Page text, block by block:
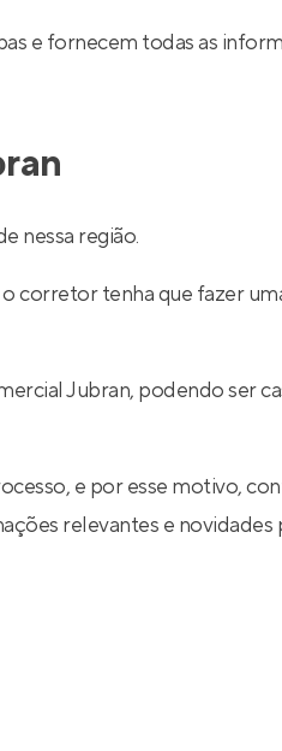
e fornecem todas as
nessa região.
corretor tenha que fazer
Jubran, podendo ser
e por esse motivo,
relevantes e novidades